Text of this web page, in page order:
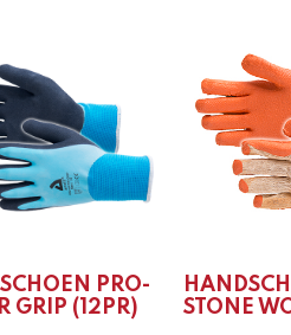
PRO-
GRIP (12PR)
STONE